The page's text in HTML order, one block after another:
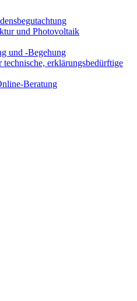
und Photovoltaik
und -Begehung
erklärungsbedürftige
Beratung